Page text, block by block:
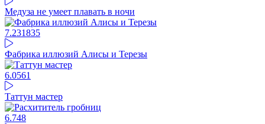
Медуза не умеет плавать в ночи
7.231835
Фабрика иллюзий Алисы и Терезы
6.0561
Таттун мастер
6.748